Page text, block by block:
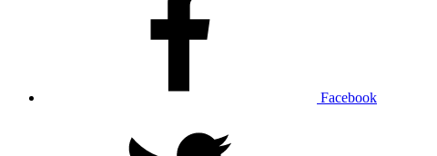
Facebook